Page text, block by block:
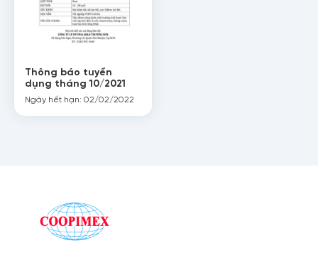
Thông báo tuyển
dụng tháng 10/2021
Ngày hết hạn: 02/02/2022
Họ tên
Email